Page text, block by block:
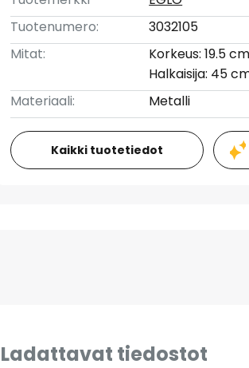
Tuotenumero:
3032105
Mitat:
Korkeus: 19.5 cm
Halkaisija: 45
Materiaali:
Metalli
Kaikki tuotetiedot
Ladattavat tiedostot